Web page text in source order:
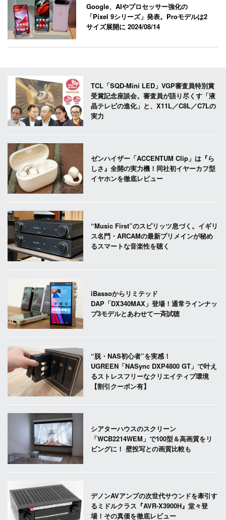
Google、AIやプロセッサー強化の
「Pixel 9シリーズ」発表。Proモデルは2
サイズ展開に2024/08/14
TCL「SQD-Mini LED」VGP審査員特別賞
受賞記念座談会。審査員が語り尽くす「液
晶テレビの進化」と、X11L／C8L／C7Lの
実力
ゼンハイザー「ACCENTUM Clip」は『ら
しさ』全開の実力機！同社初イヤーカフ型
イヤホンを徹底レビュー
“Music First”のスピリッツ息づく。イギリ
ス名門・ARCAMの最新プリメインが秘め
るスマートな音楽性を聴く
iBassoからリミテッド
DAP「DX340MAX」登場！通常ラインナッ
プ3モデルとあわせて一斉試聴
“脱・NAS初心者”を実感！
UGREEN「NASync DXP4800 GT」で叶え
るストレスフリーなクリエイティブ環境
【割引クーポン有】
シアターハウスのスクリーン
「WCB2214WEM」で100型＆高画質をリ
ビングに！ 壁投写との画質比較も
デノンAVアンプの次世代サウンドを牽引す
るミドルクラス『AVR-X3900H』堂々登
場！その真価を徹底レビュー